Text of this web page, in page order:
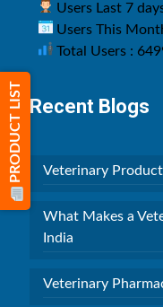
Users Last 7
Users This
Total Users :
Recent Blogs
Veterinary
What Makes a
India
Veterinary
PRODUCT LIST